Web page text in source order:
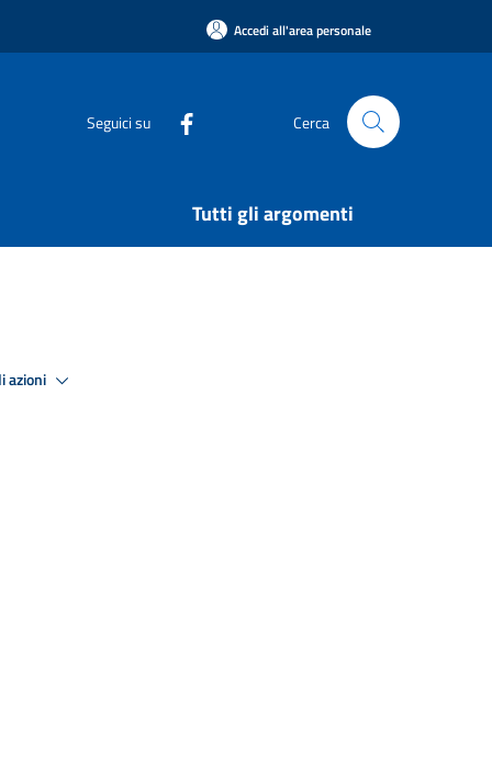
Accedi all'area personale
Seguici su Cerca
Tutti gli argomenti
azioni